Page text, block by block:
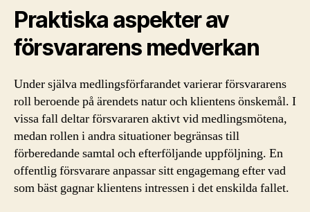
Praktiska aspekter av
försvararens medverkan
Under själva medlingsförfarandet varierar försvararens
roll beroende på ärendets natur och klientens önskemål. I
vissa fall deltar försvararen aktivt vid medlingsmötena,
medan rollen i andra situationer begränsas till
förberedande samtal och efterföljande uppföljning. En
offentlig försvarare anpassar sitt engagemang efter vad
som bäst gagnar klientens intressen i det enskilda fallet.